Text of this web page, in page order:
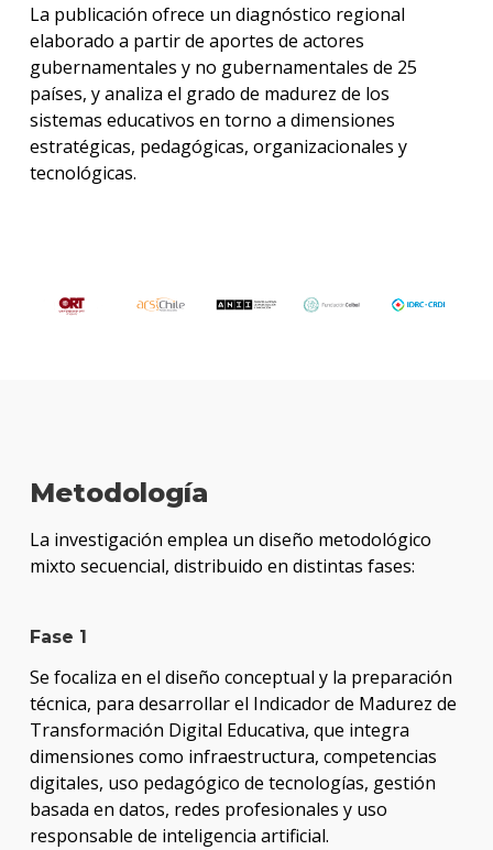
La publicación ofrece un diagnóstico regional
elaborado a partir de aportes de actores
gubernamentales y no gubernamentales de 25
países, y analiza el grado de madurez de los
sistemas educativos en torno a dimensiones
estratégicas, pedagógicas, organizacionales y
tecnológicas.
Metodología
La investigación emplea un diseño metodológico
mixto secuencial, distribuido en distintas fases:
Fase 1
Se focaliza en el diseño conceptual y la preparación
técnica, para desarrollar el Indicador de Madurez de
Transformación Digital Educativa, que integra
dimensiones como infraestructura, competencias
digitales, uso pedagógico de tecnologías, gestión
basada en datos, redes profesionales y uso
responsable de inteligencia artificial.